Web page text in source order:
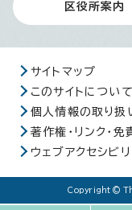
区役所案内
サイトマップ
このサイトについて
個人情報の取り扱
著作権・リンク・免
ウェブアクセシビ
Copyright ©